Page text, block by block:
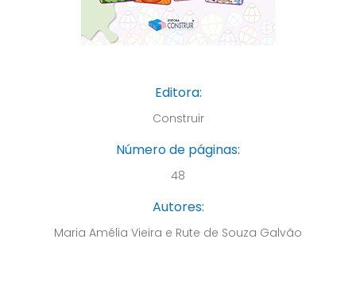
Editora:
Construir
Número de páginas:
48
Autores:
Maria Amélia Vieira e Rute de Souza Galvão